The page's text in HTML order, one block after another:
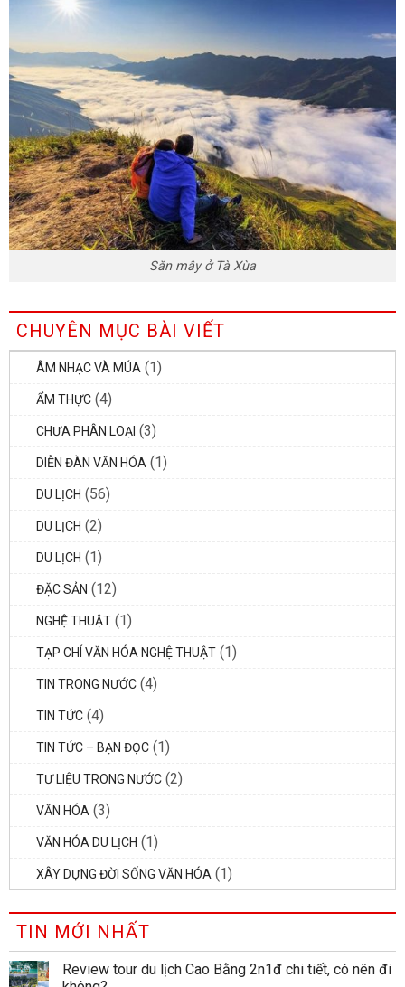
Săn mây ở Tà Xùa
CHUYÊN MỤC BÀI VIẾT
ÂM NHẠC VÀ MÚA(1)
ẨM THỰC(4)
CHƯA PHÂN LOẠI (3)
DIỄN ĐÀN VĂN HÓA(1)
DU LỊCH (56)
DU LỊCH (2)
DU LỊCH (1)
ĐẶC SẢN (12)
NGHỆ THUẬT(1)
TẠP CHÍ VĂN HÓA NGHỆ THUẬT(1)
TIN TRONG NƯỚC(4)
TIN TỨC(4)
TIN TỨC – BẠN ĐỌC(1)
TƯ LIỆU TRONG NƯỚC(2)
VĂN HÓA(3)
VĂN HÓA DU LỊCH (1)
XÂY DỰNG ĐỜI SỐNG VĂN HÓA(1)
TIN MỚI NHẤT
Review tour du lịch Cao Bằng 2n1đ chi tiết, có nên đi